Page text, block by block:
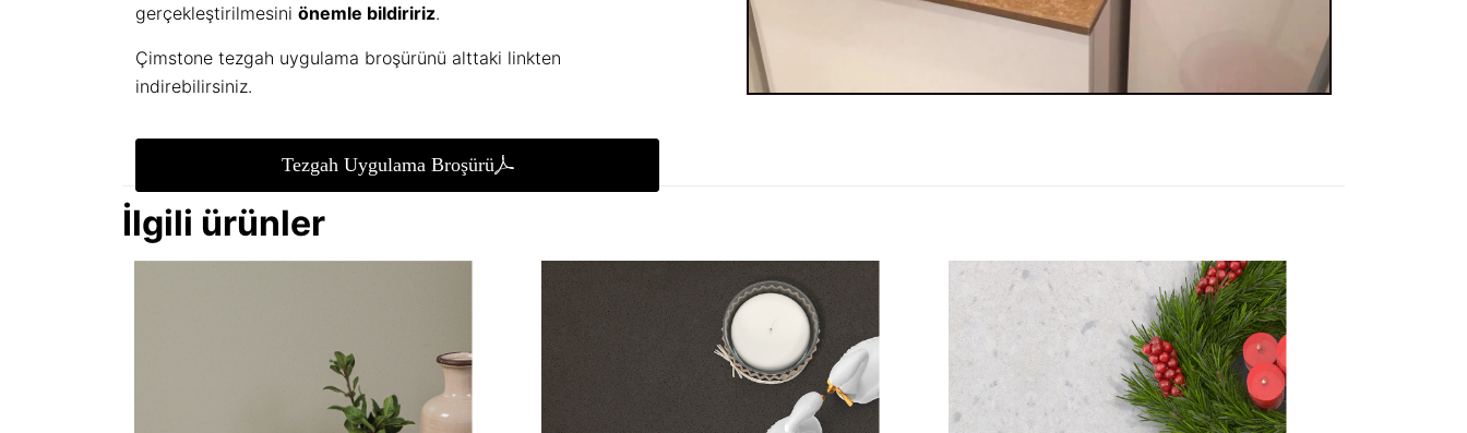
gerçekleştirilmesini önemle bildiririz.
Çimstone tezgah uygulama broşürünü alttaki linkten
indirebilirsiniz.
Tezgah Uygulama Broşürü
İlgili ürünler